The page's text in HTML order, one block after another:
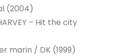
(2004)
– Hit the city
marin / DK (1999)